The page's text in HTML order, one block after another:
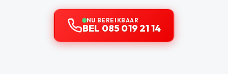
NU BEREIKBAAR
BEL 085 019 21 14